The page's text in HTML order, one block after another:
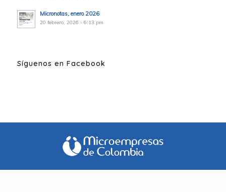
Micronotas, enero 2026
20 febrero, 2026 - 6:13 pm
Síguenos en Facebook